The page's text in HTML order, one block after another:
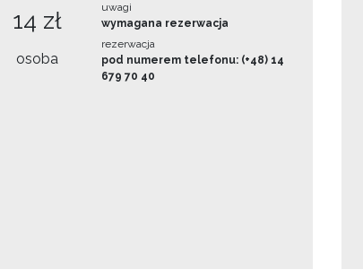
14 zł
osoba
uwagi
wymagana rezerwacja
rezerwacja
pod numerem telefonu: (+48) 14
679 70 40